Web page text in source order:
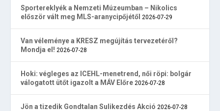
Sportereklyék a Nemzeti Múzeumban – Nikolics
először vált meg MLS-aranycipőjétől 2026-07-29
Van véleménye a KRESZ megújítás tervezetéről?
Mondja el! 2026-07-28
Hoki: végleges az ICEHL-menetrend, női röpi: bolgár
válogatott ütőt igazolt a MÁV Előre 2026-07-28
Jön a tizedik Gondtalan Sulikezdés Akció 2026-07-28